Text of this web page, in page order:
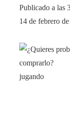
Publicado a las
14 de febrero
jugando